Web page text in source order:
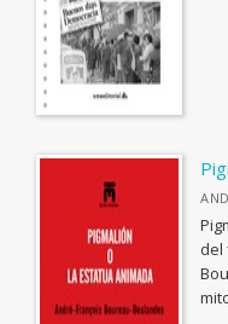
CATÁLOGOS PDF
Guía de Estilo para la
Informe evaluación de
del